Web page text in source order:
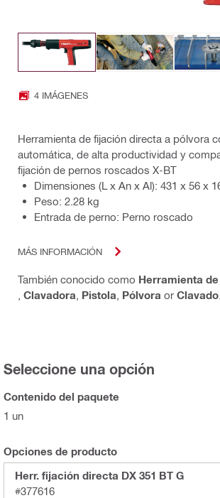
4 IMÁGENES
Herramienta de fijación directa a pólvora
automática, de alta productividad y
fijación de pernos roscados X-BT
Dimensiones (L x An x Al): 431 x 56 x
Peso: 2.28 kg
Entrada de perno: Perno roscado
MÁS INFORMACIÓN
También conocido como Herramienta
Clavadora Pistola Pólvora or Clavado
Seleccione una opción
Contenido del paquete
1 un
Opciones de producto
Herr. fijación directa DX 351 BT G
#377616